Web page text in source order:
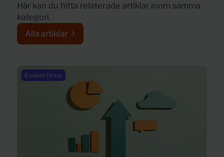
Här kan du hitta relaterade artiklar inom samma
kategori.
Alla artiklar
Enskild firma